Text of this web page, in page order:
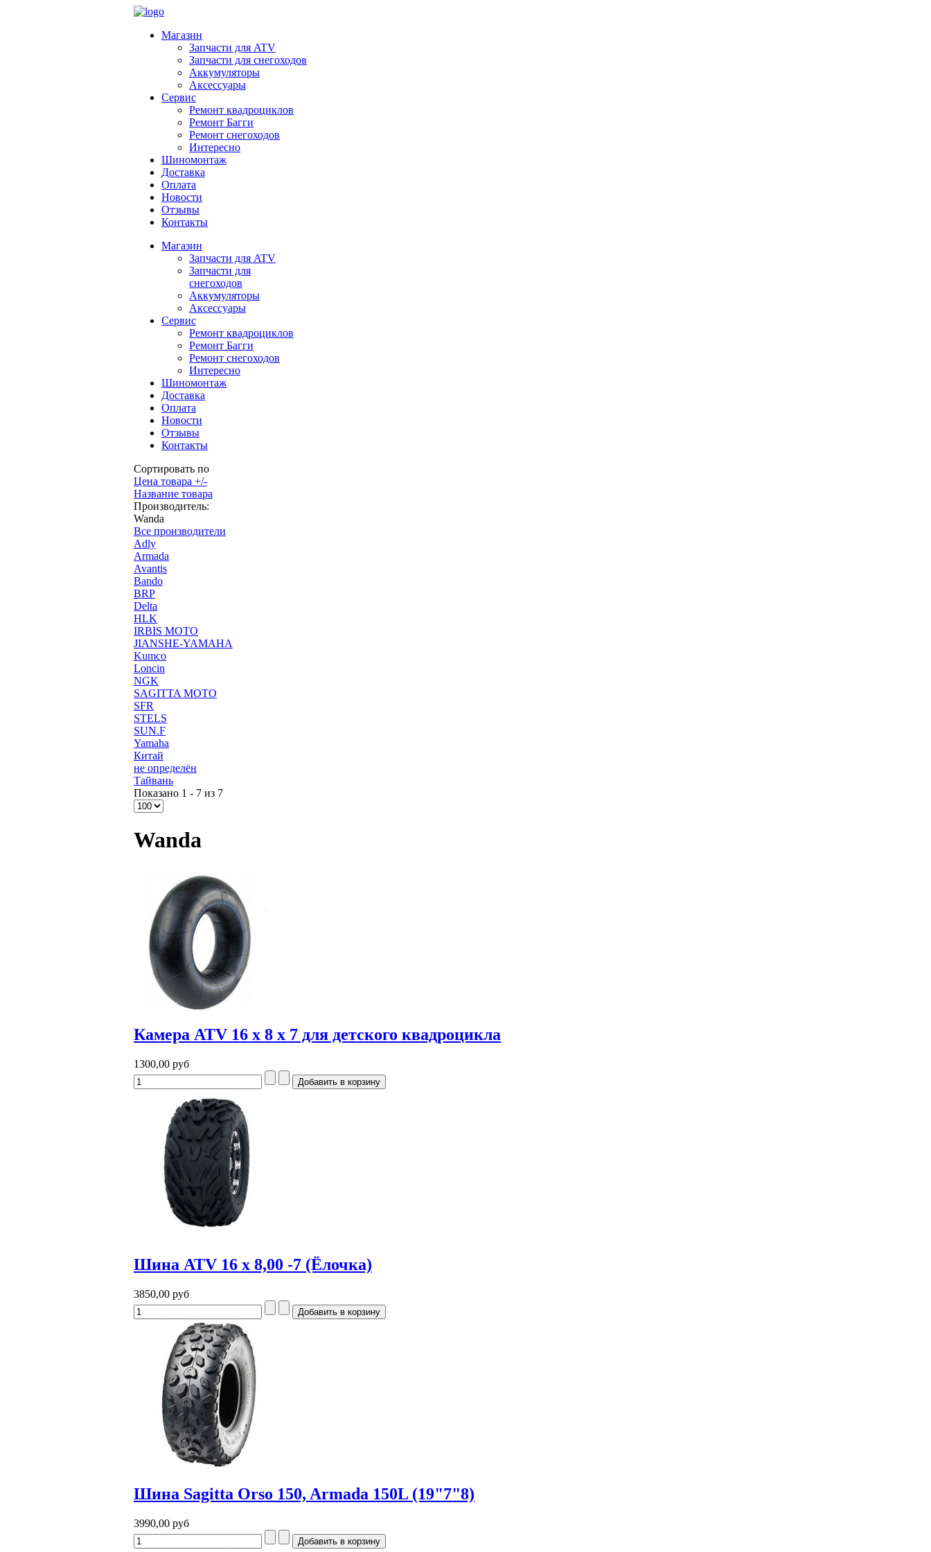
Магазин
Запчасти для ATV
Запчасти для снегоходов
Аккумуляторы
Аксессуары
Сервис
Ремонт квадроциклов
Ремонт Багги
Ремонт снегоходов
Интересно
Шиномонтаж
Доставка
Оплата
Новости
Отзывы
Контакты
Магазин
Запчасти для ATV
Запчасти для
снегоходов
Аккумуляторы
Аксессуары
Сервис
Ремонт квадроциклов
Ремонт Багги
Ремонт снегоходов
Интересно
Шиномонтаж
Доставка
Оплата
Новости
Отзывы
Контакты
Сортировать по
Цена товара +/-
Название товара
Производитель:
Wanda
Все производители
Adly
Armada
Avantis
Bando
BRP
Delta
HLK
IRBIS MOTO
JIANSHE-YAMAHA
Kumco
Loncin
NGK
SAGITTA MOTO
SFR
STELS
SUN.F
Yamaha
Китай
не определён
Тайвань
Показано 1 - 7 из 7
Wanda
Камера ATV 16 x 8 x 7 для детского квадроцикла
1300,00 руб
Шина ATV 16 x 8,00 -7 (Ёлочка)
3850,00 руб
Шина Sagitta Orso 150, Armada 150L (19"7"8)
3990,00 руб